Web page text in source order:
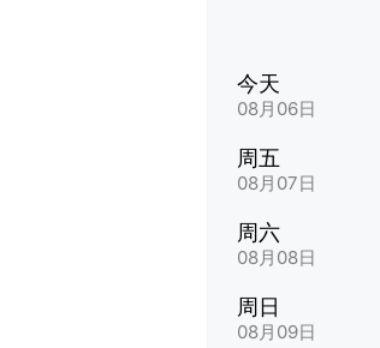
今天
08月06日
周五
08月07日
周六
08月08日
周日
08月09日